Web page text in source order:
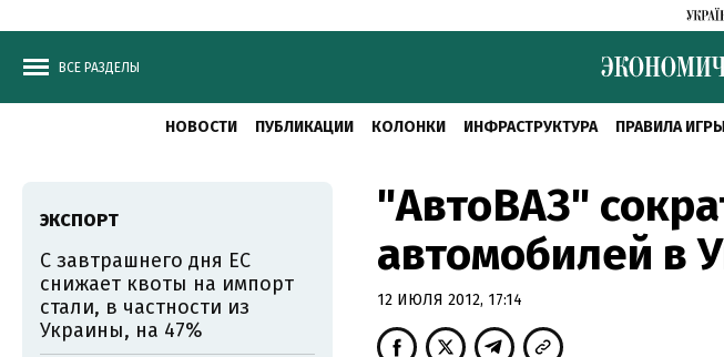
ВСЕ РАЗДЕЛЫ
НОВОСТИ ПУБЛИКАЦИИ КОЛОНКИ ИНФРАСТРУКТУРА ПРАВИЛА ИГРЫ
"АвтоВАЗ"
автомобилей в
12 ИЮЛЯ 2012, 17:14
ЭКСПОРТ
С завтрашнего дня ЕС
снижает квоты на импорт
стали, в частности из
Украины, на 47%